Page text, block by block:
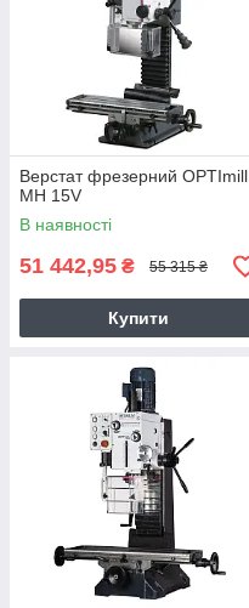
Верстат фрезерний OPTImill
MH 15V
В наявності
51 442,95 ₴ 55 315 ₴
Купити